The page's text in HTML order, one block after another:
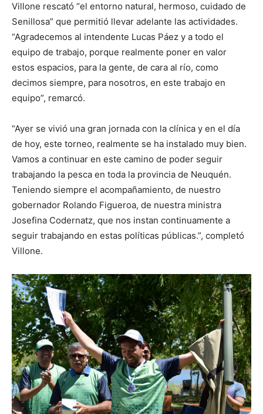
Villone rescató “el entorno natural, hermoso, cuidado de
Senillosa” que permitió llevar adelante las actividades.
“Agradecemos al intendente Lucas Páez y a todo el
equipo de trabajo, porque realmente poner en valor
estos espacios, para la gente, de cara al río, como
decimos siempre, para nosotros, en este trabajo en
equipo”, remarcó.
“Ayer se vivió una gran jornada con la clínica y en el día
de hoy, este torneo, realmente se ha instalado muy bien.
Vamos a continuar en este camino de poder seguir
trabajando la pesca en toda la provincia de Neuquén.
Teniendo siempre el acompañamiento, de nuestro
gobernador Rolando Figueroa, de nuestra ministra
Josefina Codernatz, que nos instan continuamente a
seguir trabajando en estas políticas públicas.”, completó
Villone.